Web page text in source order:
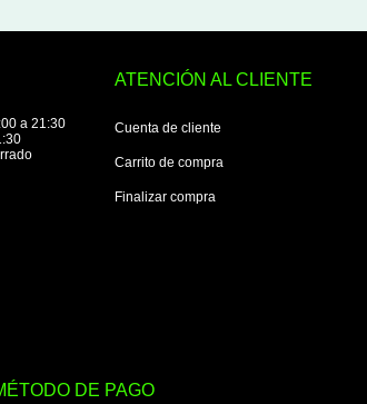
a 21:30
ATENCIÓN AL CLIENTE
Cuenta de cliente
Carrito de compra
Finalizar compra
DE PAGO